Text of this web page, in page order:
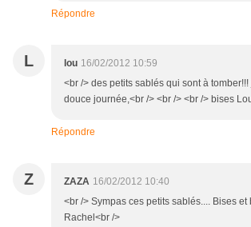
Répondre
L lou 16/02/2012 10:59
<br /> des petits sablés qui sont à
douce journée,<br /> <br /> <br /> bises
Répondre
Z ZAZA 16/02/2012 10:40
<br /> Sympas ces petits sablés.... Bises
Rachel<br />